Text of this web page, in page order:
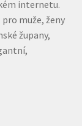
internetu.
muže, ženy
župany,